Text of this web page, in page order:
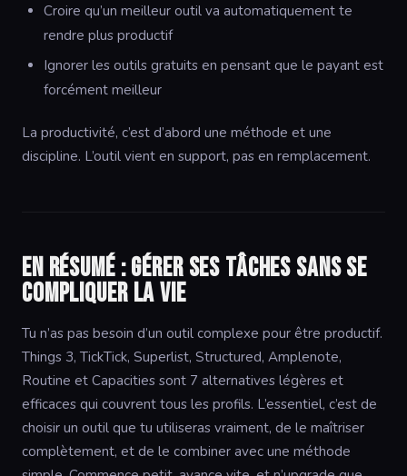
Croire qu’un meilleur outil va automatiquement te
rendre plus productif
Ignorer les outils gratuits en pensant que le payant est
forcément meilleur
La productivité, c’est d’abord une méthode et une
discipline. L’outil vient en support, pas en remplacement.
En résumé : gérer ses tâches sans se
compliquer la vie
Tu n’as pas besoin d’un outil complexe pour être productif.
Things 3, TickTick, Superlist, Structured, Amplenote,
Routine et Capacities sont 7 alternatives légères et
efficaces qui couvrent tous les profils. L’essentiel, c’est de
choisir un outil que tu utiliseras vraiment, de le maîtriser
complètement, et de le combiner avec une méthode